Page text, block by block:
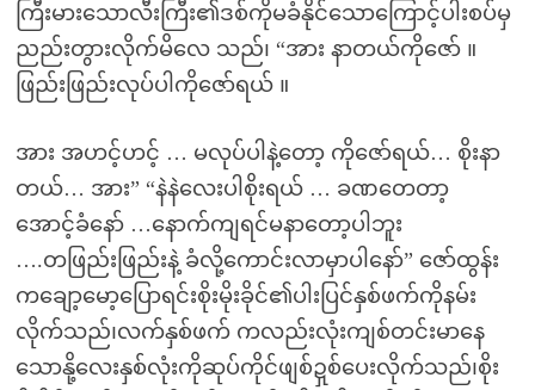
ကြီးမားသောလီးကြီး၏ဒစ်ကိုမခံနိုင်သောကြောင့်ပါးစပ်မှ
ညည်းတွားလိုက်မိလေ သည်၊ “အား နာတယ်ကိုဇော် ။
ဖြည်းဖြည်းလုပ်ပါကိုဇော်ရယ် ။
အား အဟင့်ဟင့် … မလုပ်ပါနဲ့တော့ ကိုဇော်ရယ်… စိုးနာ
တယ်… အား” “နဲနဲလေးပါစိုးရယ် … ခဏတေတာ့
အောင့်ခံနော် …နောက်ကျရင်မနာတော့ပါဘူး
….တဖြည်းဖြည်းနဲ့ ခံလို့ကောင်းလာမှာပါနော်” ဇော်ထွန်း
ကချော့မော့ပြောရင်းစိုးမိုးခိုင်၏ပါးပြင်နှစ်ဖက်ကိုနမ်း
လိုက်သည်၊လက်နှစ်ဖက် ကလည်းလုံးကျစ်တင်းမာနေ
သောနို့လေးနှစ်လုံးကိုဆုပ်ကိုင်ဖျစ်ဍှစ်ပေးလိုက်သည်၊စိုး